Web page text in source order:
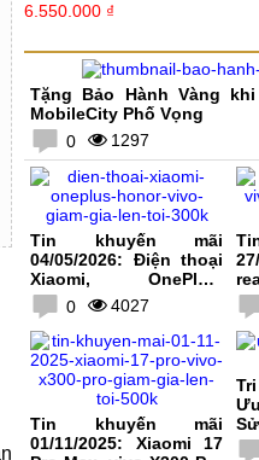
6.550.000 ₫
Tặng Bảo Hành Vàng
MobileCity Phố Vọng
0
1297
Tin khuyến mãi
04/05/2026: Điện thoại
Xiaomi, OnePlus,
HONOR, vivo giảm giá
lên tới 300K
0 4027
Tin khuyến mãi
01/11/2025: Xiaomi 17